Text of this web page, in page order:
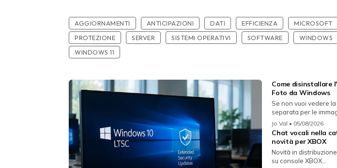
AGGIORNAMENTI ANTICIPAZIONI DATI EFFICIENZA MICROSOFT
PROTEZIONE
SERVER SISTEMI OPERATIVI SOFTWARE WINDOWS
WINDOWS 11
Come disinstallare
Foto da Windows
Se non vuoi vedere
separata per le
Jo Val • 05/08/2026
Chat vocali nella
novità per XBOX
Novità in
su console XBOX...